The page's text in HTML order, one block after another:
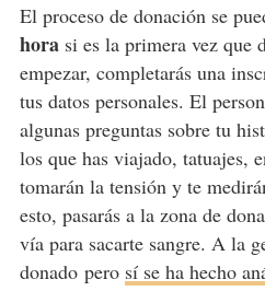
El proceso de donación se
horasi es la primera vez que
empezar, completarás una
tus datos personales. El
algunas preguntas sobre tu
los que has viajado, tatuajes,
tomarán la tensión y te
esto, pasarás a la zona de
vía para sacarte sangre. A la
donado pero sí se ha hecho